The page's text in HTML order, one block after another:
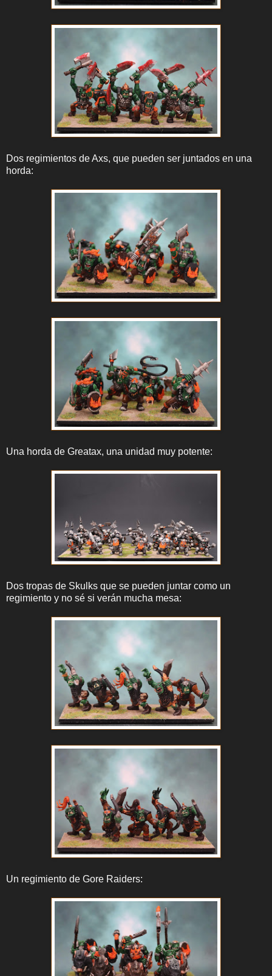
Dos regimientos de Axs, que pueden ser juntados en una
horda:
Una horda de Greatax, una unidad muy potente:
Dos tropas de Skulks que se pueden juntar como un
regimiento y no sé si verán mucha mesa:
Un regimiento de Gore Raiders: